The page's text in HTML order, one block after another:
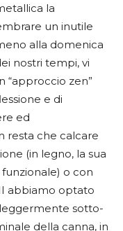
la
un inutile
alla domenica
nostri tempi, vi
“approccio zen”
e di
ed
resta che calcare
(in legno, la sua
o con
abbiamo optato
sotto-
della canna, in